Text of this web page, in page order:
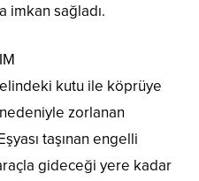
imkan sağladı.
kutu ile köprüye
zorlanan
taşınan engelli
gideceği yere kadar